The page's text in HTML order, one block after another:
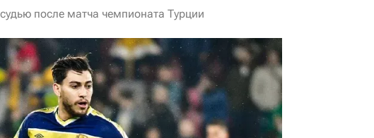
после матча чемпионата Турции